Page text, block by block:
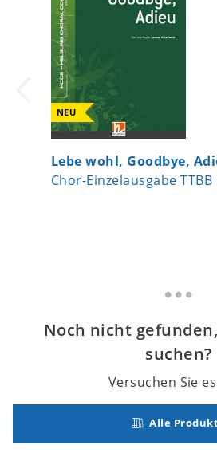
NEU
Lebe wohl, Goodbye,
Chor-Einzelausgabe TTBB
Noch nicht
suchen?
Versuchen Sie
Alle